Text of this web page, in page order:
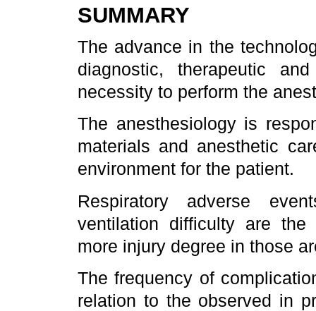
SUMMARY
The advance in the
diagnostic, therapeutic
necessity to perform the
The anesthesiology is
materials and anesthetic
environment for the patient.
Respiratory adverse
ventilation difficulty are
more injury degree in those
The frequency of
relation to the observed in